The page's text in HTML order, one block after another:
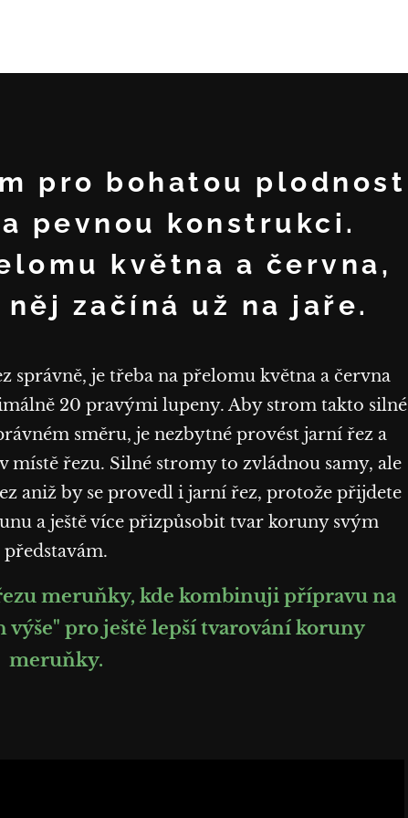
pro bohatou plodnost
pevnou konstrukci.
května a června,
začíná už na jaře.
správně, je třeba na přelomu května a června
20 pravými lupeny. Aby strom takto silné
směru, je nezbytné provést jarní řez a
řezu. Silné stromy to zvládnou samy, ale
aniž by se provedl i jarní řez, protože přijdete
a ještě více přizpůsobit tvar koruny svým
představám.
meruňky, kde kombinuji přípravu na
výše" pro ještě lepší tvarování koruny
meruňky.